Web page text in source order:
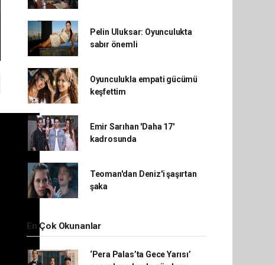
Pelin Uluksar: Oyunculukta
sabır önemli
Oyunculukla empati gücümü
keşfettim
Emir Sarıhan 'Daha 17'
kadrosunda
Teoman'dan Deniz'i şaşırtan
şaka
En Çok Okunanlar
‘Pera Palas’ta Gece Yarısı’